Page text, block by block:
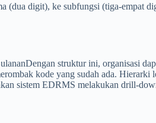
(dua digit), ke subfungsi (tiga-empat
struktur ini, organisasi
kode yang sudah ada. Hierarki
sistem EDRMS melakukan